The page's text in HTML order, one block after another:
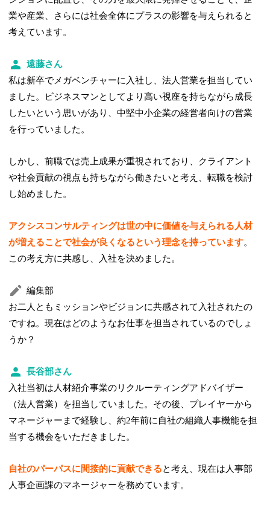
業や産業、さらには社会全体にプラスの影響を与えられると
考えています。
遠藤さん
私は新卒でメガベンチャーに入社し、法人営業を担当してい
ました。ビジネスマンとしてより高い視座を持ちながら成長
したいという思いがあり、中堅中小企業の経営者向けの営業
を行っていました。
しかし、前職では売上成果が重視されており、クライアント
や社会貢献の視点も持ちながら働きたいと考え、転職を検討
し始めました。
アクシスコンサルティングは世の中に価値を与えられる人材
が増えることで社会が良くなるという理念を持っています。
この考え方に共感し、入社を決めました。
編集部
お二人ともミッションやビジョンに共感されて入社されたの
ですね。現在はどのようなお仕事を担当されているのでしょ
うか？
長谷部さん
入社当初は人材紹介事業のリクルーティングアドバイザー
（法人営業）を担当していました。その後、プレイヤーから
マネージャーまで経験し、約2年前に自社の組織人事機能を担
当する機会をいただきました。
自社のパーパスに間接的に貢献できると考え、現在は人事部
人事企画課のマネージャーを務めています。